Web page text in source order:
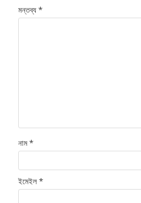
মন্তব্য*
নাম*
ইমেইল*